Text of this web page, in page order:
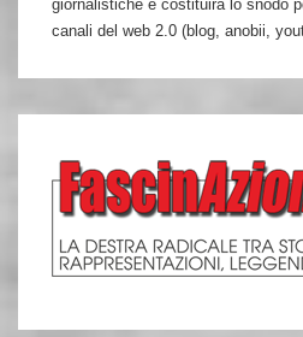
giornalistiche e costituirà lo snodo
canali del web 2.0 (blog, anobii,